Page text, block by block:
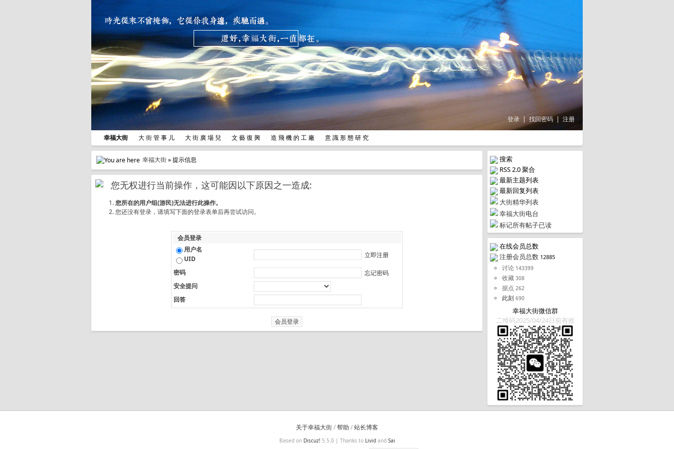
登录 | 找回密码 | 注册
幸福大街 大 街 管 事 儿 大 街 廣 場 兒 文 藝 復 興 造 飛 機 的 工 廠 意 識 形 態 研 究
搜索
RSS 2.0 聚合
最新主题列表
最新回复列表
大街精华列表
幸福大街电台
标记所有帖子已读
在线会员总数
注册会员总数 12885
讨论 143399
收藏 308
据点 262
此刻 690
幸福大街微信群
二维码2025/04/24日前有效
幸福大街» 提示信息
您无权进行当前操作，这可能因以下原因之一造成:
您所在的用户组(游民)无法进行此操作。
您还没有登录，请填写下面的登录表单后再尝试访问。
会员登录
用户名
UID
立即注册
密码 忘记密码
安全提问
回答
关于幸福大街/帮助 /站长博客
Based on Discuz! 5.5.0 | Thanks to Lividand Sai